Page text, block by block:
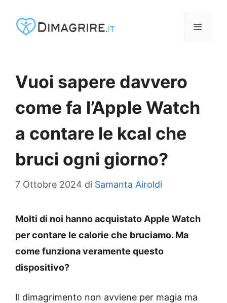
MENU
Vuoi sapere davvero
come fa l’Apple Watch
a contare le kcal che
bruci ogni giorno?
7 Ottobre 2024 di Samanta Airoldi
Molti di noi hanno acquistato Apple Watch
per contare le calorie che bruciamo. Ma
come funziona veramente questo
dispositivo?
Il dimagrimento non avviene per magia ma